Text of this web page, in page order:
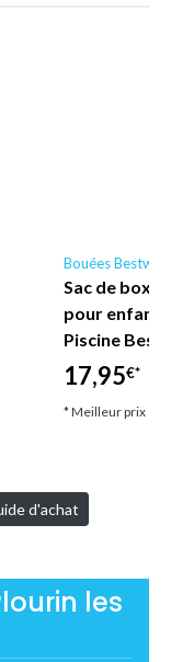
Bouées Bestway
Sac de boxe
pour
Piscine
17,95€*
* Meilleur prix
d'achat
les